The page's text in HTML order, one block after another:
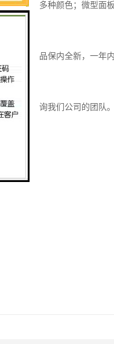
器，显示多种颜色；微型面
我们的产品保内全新，一年
文献或咨询我们公司的团队